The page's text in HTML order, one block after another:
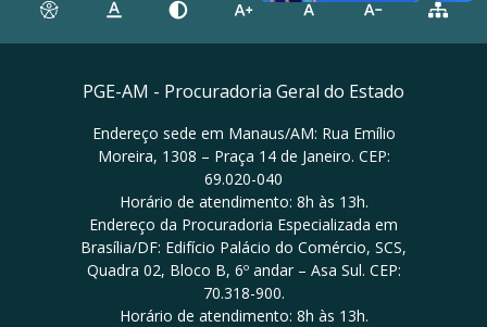
PGE-AM - Procuradoria Geral do Estado
Endereço sede em Manaus/AM: Rua Emílio
Moreira, 1308 – Praça 14 de Janeiro. CEP:
69.020-040
Horário de atendimento: 8h às 13h.
Endereço da Procuradoria Especializada em
Brasília/DF: Edifício Palácio do Comércio, SCS,
Quadra 02, Bloco B, 6º andar – Asa Sul. CEP:
70.318-900.
Horário de atendimento: 8h às 13h.